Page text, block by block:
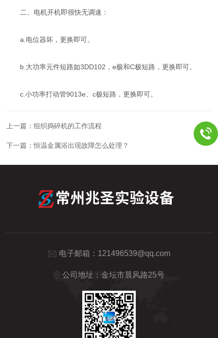
二、电机开机即很快无调速：
a.电位器坏，更换即可。
b.大功率元件短路如3DD102，e极和C极短路，更换即可。
c.小功率打动管9013e、c极短路，更换即可。
上一篇：组织捣碎机的工作流程
下一篇：恒温金属浴出现故障怎么处理？
电子邮箱： 121496539@qq.com
公司地址：金坛市晨风路25号